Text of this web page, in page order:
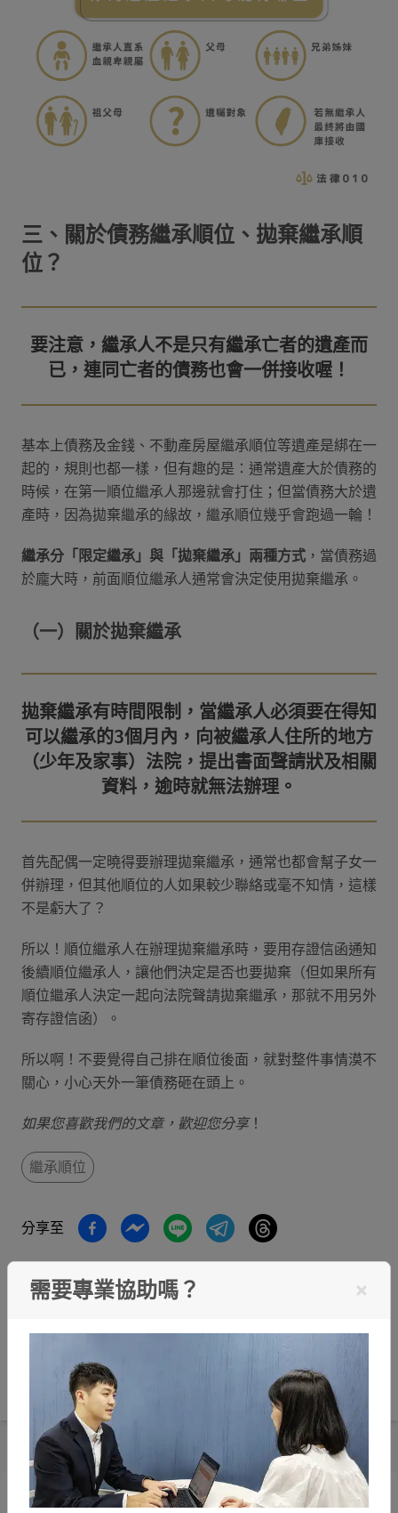
三、關於債務繼承順位、拋棄繼承順
位？
要注意，繼承人不是只有繼承亡者的遺產而
基本上債務及金錢、不動產房屋繼承順位等遺產是綁在一
起的，規則也都一樣，但有趣的是：通常遺產大於債務的
時候，在第一順位繼承人那邊就會打住；但當債務大於遺
產時，因為拋棄繼承的緣故，繼承順位幾乎會跑過一輪！
繼承分「限定繼承」與「拋棄繼承」兩種方式 ，當債務過
於龐大時，前面順位繼承人通常會決定使用拋棄繼承。
（一）關於拋棄繼承
拋棄繼承有時間限制，當繼承人必須要在得知
可以繼承的3個月內，向被繼承人住所的地方
（少年及家事）法院，提出書面聲請狀及相關
首先配偶一定曉得要辦理拋棄繼承，通常也都會幫子女一
併辦理，但其他順位的人如果較少聯絡或毫不知情，這樣
不是虧大了？
所以！順位繼承人在辦理拋棄繼承時，要用存證信函通知
後續順位繼承人，讓他們決定是否也要拋棄（但如果所有
順位繼承人決定一起向法院聲請拋棄繼承，那就不用另外
寄存證信函）。
所以啊！不要覺得自己排在順位後面，就對整件事情漠不
關心，小心天外一筆債務砸在頭上。
如果您喜歡我們的文章，歡迎您分享！
繼承順位
分享至
※網站聲明：
著作權由「喆律法律事務所」所有，非經正式書面授權，不
文章資料內容僅供參考，不宜直接引用為主張或訴訟用途，
法令具時效性，文章內容及所引用資料，請自行查核法令動
態及現行有效之實務見解。
需要專業協助嗎？